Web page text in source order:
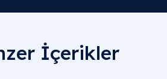
İçerikler